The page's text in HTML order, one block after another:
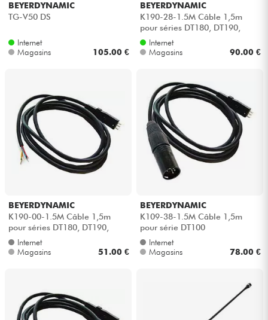
HiFi
Packs
BEYERDYNAMIC
TG-V50 DS
Internet
Magasins
105.00 €
BEYERDYNAMIC
K190-28-1.5M Câble 1,5m
pour séries DT180, DT190,
DT280 et DT290
Internet
Magasins
90.00 €
BEYERDYNAMIC
K190-00-1.5M Câble 1,5m
pour séries DT180, DT190,
DT280 et DT290
Internet
Magasins
51.00 €
BEYERDYNAMIC
K109-38-1.5M Câble 1,5m
pour série DT100
Internet
Magasins
78.00 €